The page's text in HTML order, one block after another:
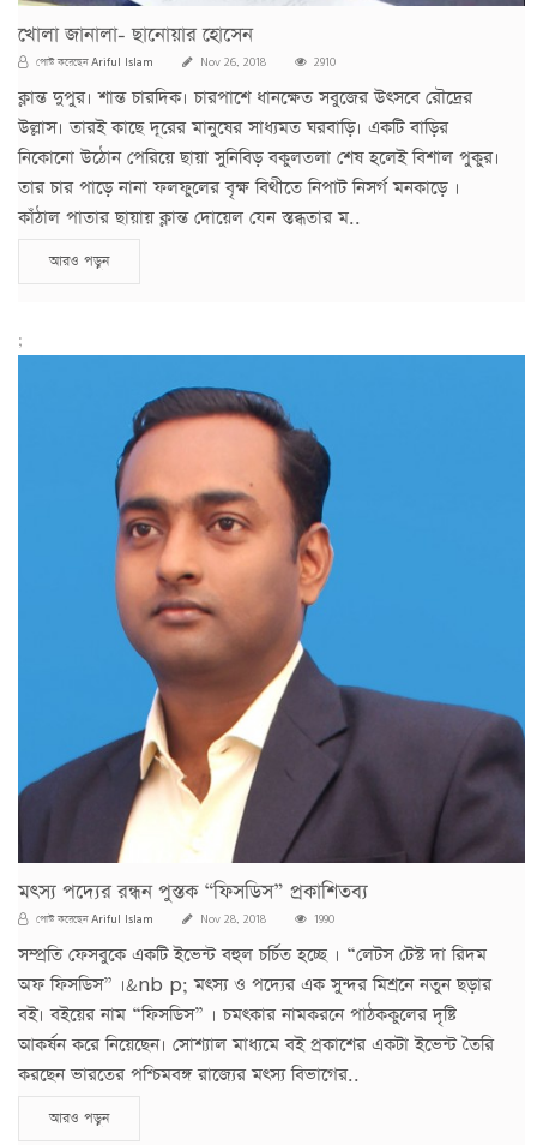
খোলা জানালা- ছানোয়ার হোসেন
পোস্ট করেছেনAriful Islam Nov 26, 2018 2910
ক্লান্ত দুপুর। শান্ত চারদিক। চারপাশে ধানক্ষেত সবুজের উৎসবে রৌদ্রের
উল্লাস। তারই কাছে দূরের মানুষের সাধ্যমত ঘরবাড়ি। একটি বাড়ির
নিকোনো উঠোন পেরিয়ে ছায়া সুনিবিড় বকুলতলা শেষ হলেই বিশাল পুকুর।
তার চার পাড়ে নানা ফলফুলের বৃক্ষ বিথীতে নিপাট নিসর্গ মনকাড়ে ।
কাঁঠাল পাতার ছায়ায় ক্লান্ত দোয়েল যেন স্তব্ধতার ম..
আরও পড়ুন
;
মৎস্য পদ্যের রন্ধন পুস্তক “ফিসডিস” প্রকাশিতব্য
পোস্ট করেছেনAriful Islam Nov 28, 2018 1990
সম্প্রতি ফেসবুকে একটি ইভেন্ট বহুল চর্চিত হচ্ছে । “লেটস টেস্ট দা রিদম
অফ ফিসডিস” ।&nb p; মৎস্য ও পদ্যের এক সুন্দর মিশ্রনে নতুন ছড়ার
বই। বইয়ের নাম “ফিসডিস” । চমৎকার নামকরনে পাঠককুলের দৃষ্টি
আকর্ষন করে নিয়েছেন। সোশ্যাল মাধ্যমে বই প্রকাশের একটা ইভেন্ট তৈরি
করছেন ভারতের পশ্চিমবঙ্গ রাজ্যের মৎস্য বিভাগের..
আরও পড়ুন